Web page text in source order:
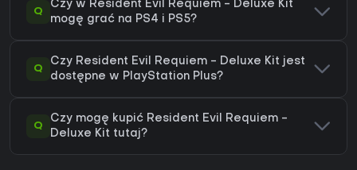
Q
Czy w Resident Evil Requiem - Deluxe Kit
mogę grać na PS4 i PS5?
Q
Czy Resident Evil Requiem - Deluxe Kit jest
dostępne w PlayStation Plus?
Q
Czy mogę kupić Resident Evil Requiem -
Deluxe Kit tutaj?